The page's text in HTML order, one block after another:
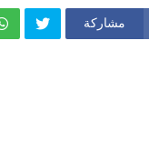
مشاركة